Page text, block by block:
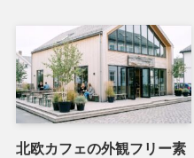
北欧カフェの外観フリー素